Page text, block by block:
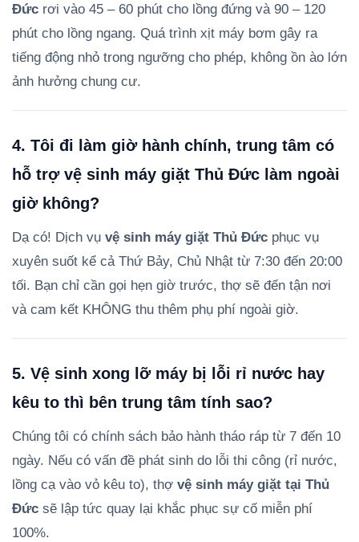
Đức rơi vào 45 – 60 phút cho lồng đứng và 90 – 120
phút cho lồng ngang. Quá trình xịt máy bơm gây ra
tiếng động nhỏ trong ngưỡng cho phép, không ồn ào lớn
ảnh hưởng chung cư.
4. Tôi đi làm giờ hành chính, trung tâm có
hỗ trợ vệ sinh máy giặt Thủ Đức làm ngoài
giờ không?
Dạ có! Dịch vụ vệ sinh máy giặt Thủ Đức phục vụ
xuyên suốt kể cả Thứ Bảy, Chủ Nhật từ 7:30 đến 20:00
tối. Bạn chỉ cần gọi hẹn giờ trước, thợ sẽ đến tận nơi
và cam kết KHÔNG thu thêm phụ phí ngoài giờ.
5. Vệ sinh xong lỡ máy bị lỗi rỉ nước hay
kêu to thì bên trung tâm tính sao?
Chúng tôi có chính sách bảo hành tháo ráp từ 7 đến 10
ngày. Nếu có vấn đề phát sinh do lỗi thi công (rỉ nước,
lồng cạ vào vỏ kêu to), thợ vệ sinh máy giặt tại Thủ
Đức sẽ lập tức quay lại khắc phục sự cố miễn phí
100%.